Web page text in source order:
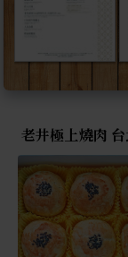
老井極上燒肉